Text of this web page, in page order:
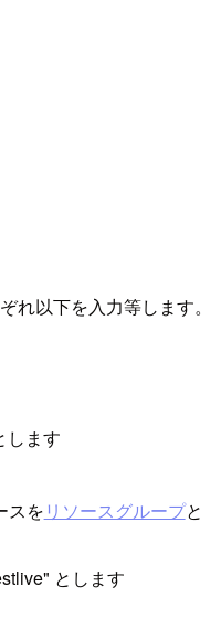
れ以下を入力等します。
します
スをリソースグループと
とします